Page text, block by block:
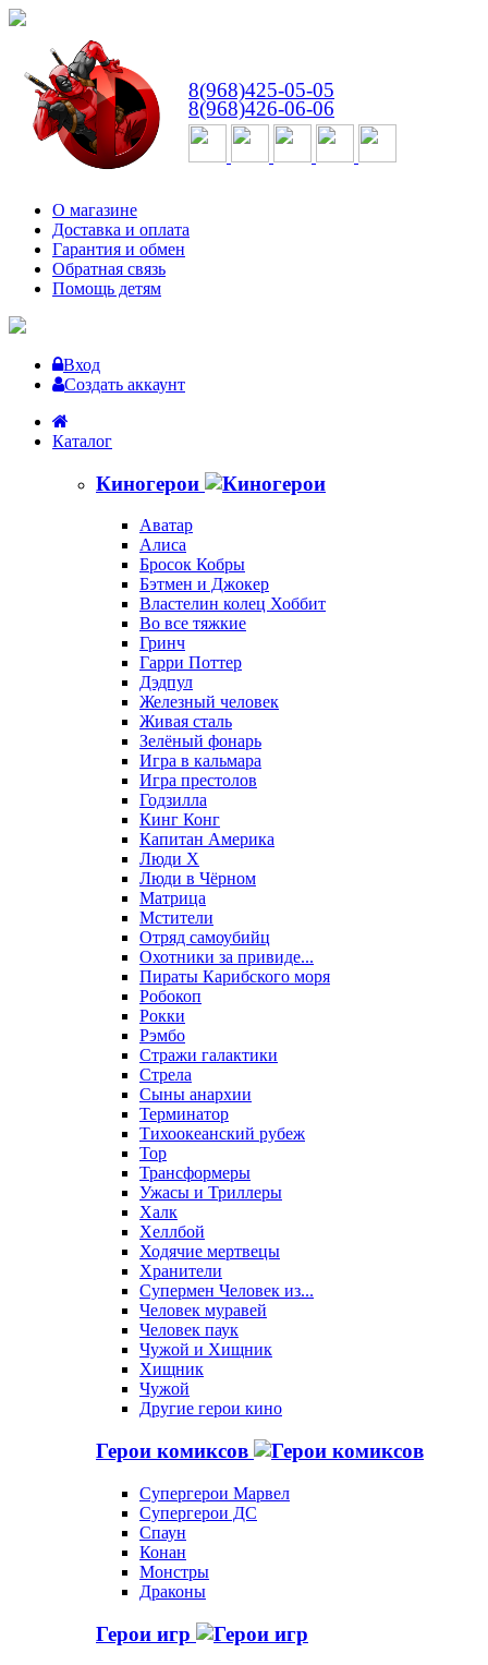
8(968)425-05-05
8(968)426-06-06
О магазине
Доставка и оплата
Гарантия и обмен
Обратная связь
Помощь детям
Вход
Создать аккаунт
Каталог
Киногерои
Аватар
Алиса
Бросок Кобры
Бэтмен и Джокер
Властелин колец Хоббит
Во все тяжкие
Гринч
Гарри Поттер
Дэдпул
Железный человек
Живая сталь
Зелёный фонарь
Игра в кальмара
Игра престолов
Годзилла
Кинг Конг
Капитан Америка
Люди X
Люди в Чёрном
Матрица
Мстители
Отряд самоубийц
Охотники за привиде...
Пираты Карибского моря
Робокоп
Рокки
Рэмбо
Стражи галактики
Стрела
Сыны анархии
Терминатор
Тихоокеанский рубеж
Тор
Трансформеры
Ужасы и Триллеры
Халк
Хеллбой
Ходячие мертвецы
Хранители
Супермен Человек из...
Человек муравей
Человек паук
Чужой и Хищник
Хищник
Чужой
Другие герои кино
Герои комиксов
Супергерои Марвел
Супергерои ДС
Спаун
Конан
Монстры
Драконы
Герои игр